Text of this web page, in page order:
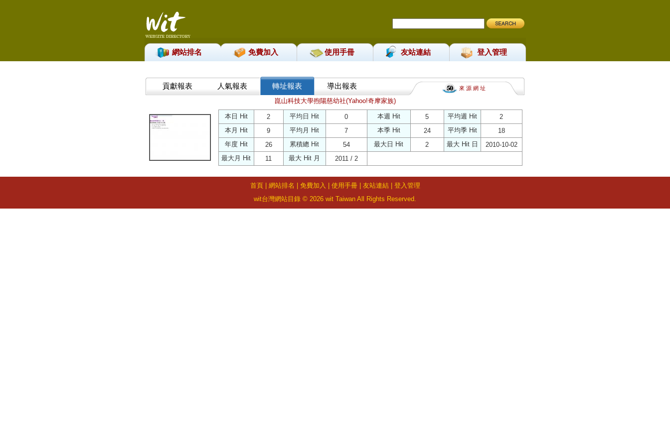
網站排名 免費加入 使用手冊 友站連結 登入管理
貢獻報表 人氣報表 轉址報表 導出報表 來 源 網 址
崑山科技大學煦陽慈幼社(Yahoo!奇摩家族)
本日 Hit 2 平均日 Hit 0 本週 Hit 5 平均週 Hit
2
本月 Hit
9 平均月 Hit 7 本季 Hit 24 平均季 Hit
18
年度 Hit
26 累積總 Hit 54 最大日 Hit 2 最大 Hit 日
2010-10-02
最大月 Hit
11 最大 Hit 月 2011 / 2
首頁| 網站排名 免費加入 使用手冊| 友站連結| 登入管理
wit台灣網站目錄 © 2026 wit Taiwan All Rights Reserved.